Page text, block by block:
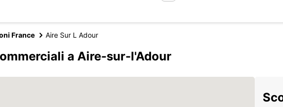
France Aire Sur L Adour
a Aire-sur-l'Adour